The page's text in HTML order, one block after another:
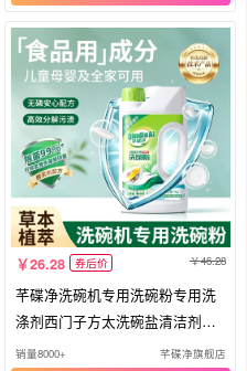
26.28 券后价 46.28
芊碟净洗碗机专用洗碗粉专用洗
涤剂西门子方太洗碗盐清洁剂洗
碗块
销量8000+ 芊碟净旗舰店